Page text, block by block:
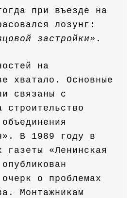
при въезде на
лозунг:
застройки» .
на
хватало. Основные
связаны с
строительство
В 1989 году в
газеты «Ленинская
очерк о проблемах
Монтажникам